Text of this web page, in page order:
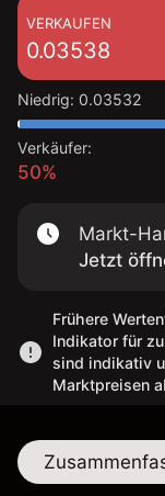
VERKAUFEN
0.03538
Niedrig: 0.03532
Verkäufer:
50%
Markt-
Jetzt
Frühere
Indikator für
sind indikativ
Marktpreisen